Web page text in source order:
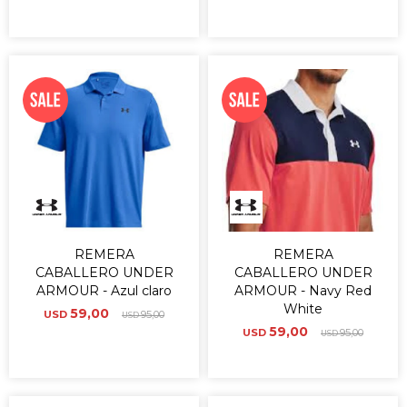
REMERA
CABALLERO UNDER
ARMOUR - Azul claro
USD 59,00 USD95,00
REMERA
CABALLERO UNDER
ARMOUR - Navy Red
White
USD 59,00 USD95,00